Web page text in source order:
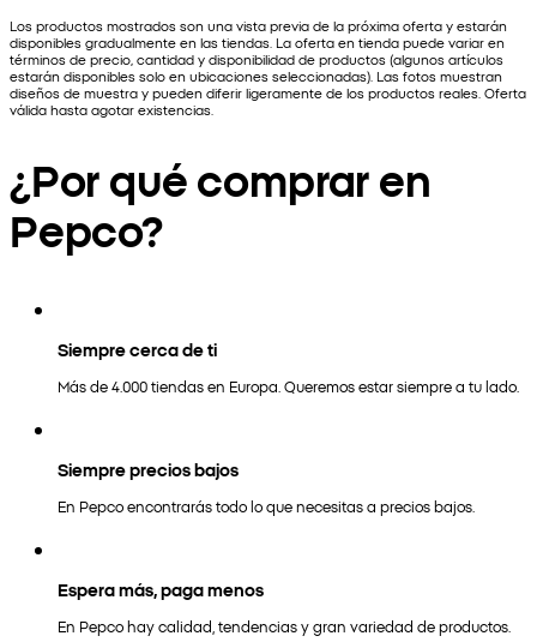
Los productos mostrados son una vista previa de la próxima oferta y estarán
disponibles gradualmente en las tiendas. La oferta en tienda puede variar en
términos de precio, cantidad y disponibilidad de productos (algunos artículos
estarán disponibles solo en ubicaciones seleccionadas). Las fotos muestran
diseños de muestra y pueden diferir ligeramente de los productos reales. Oferta
válida hasta agotar existencias.
¿Por qué comprar en
Pepco?
Siempre cerca de ti
Más de 4.000 tiendas en Europa. Queremos estar siempre a tu lado.
Siempre precios bajos
En Pepco encontrarás todo lo que necesitas a precios bajos.
Espera más, paga menos
En Pepco hay calidad, tendencias y gran variedad de productos.